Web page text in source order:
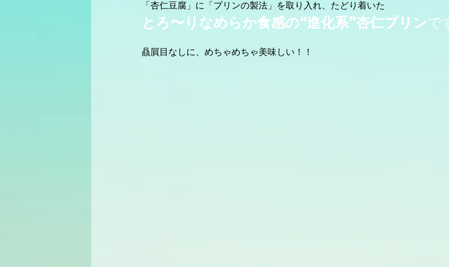
「杏仁豆腐」に「プリンの製法」を取り入れ、たどり着いた
とろ〜りなめらか食感の“進化系”杏仁プリンで
贔屓目なしに、めちゃめちゃ美味しい！！